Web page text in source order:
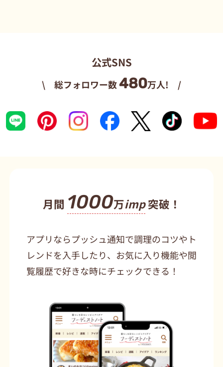
公式SNS
\ 総フォロワー数480万人! /
月間 1000万imp突破！
アプリならプッシュ通知で調理のコツやト
レンドを入手したり、お気に入り機能や閲
覧履歴で好きな時にチェックできる！